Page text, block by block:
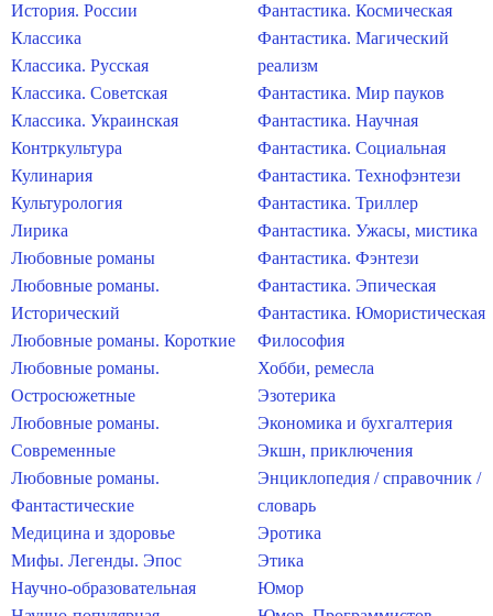
История. России
Классика
Классика. Русская
Классика. Советская
Классика. Украинская
Контркультура
Кулинария
Культурология
Лирика
Любовные романы
Любовные романы.
Исторический
Любовные романы. Короткие
Любовные романы.
Остросюжетные
Любовные романы.
Современные
Любовные романы.
Фантастические
Медицина и здоровье
Мифы. Легенды. Эпос
Научно-образовательная
Фантастика. Космическая
Фантастика. Магический
реализм
Фантастика. Мир пауков
Фантастика. Научная
Фантастика. Социальная
Фантастика. Технофэнтези
Фантастика. Триллер
Фантастика. Ужасы, мистика
Фантастика. Фэнтези
Фантастика. Эпическая
Фантастика. Юмористическая
Философия
Хобби, ремесла
Эзотерика
Экономика и бухгалтерия
Экшн, приключения
Энциклопедия / справочник /
словарь
Эротика
Этика
Юмор